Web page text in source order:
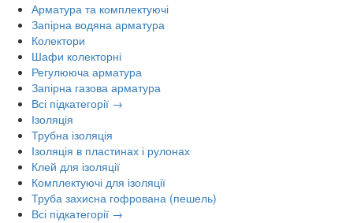
Арматура та комплектуючі
Запірна водяна арматура
Колектори
Шафи колекторні
Регулююча арматура
Запірна газова арматура
Всі підкатегорії →
Ізоляція
Трубна ізоляція
Ізоляція в пластинах і рулонах
Клей для ізоляції
Комплектуючі для ізоляції
Труба захисна гофрована (пешель)
Всі підкатегорії →